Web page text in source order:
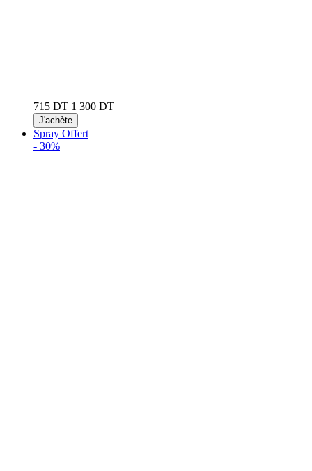
715 DT 1 300 DT
J'achète
Spray Offert
- 30%